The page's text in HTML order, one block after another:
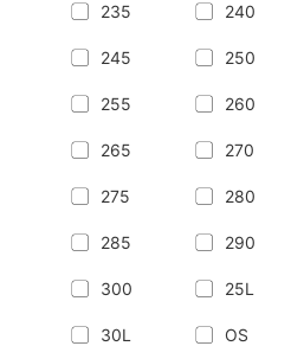
235 240
245 250
255 260
265 270
275 280
285 290
300 25L
30L OS